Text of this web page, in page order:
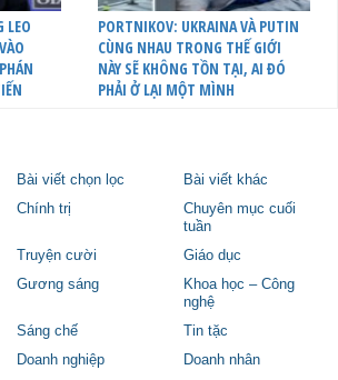
LEO
PORTNIKOV: UKRAINA VÀ PUTIN
CÙNG NHAU TRONG THẾ GIỚI
NÀY SẼ KHÔNG TỒN TẠI, AI ĐÓ
PHẢI Ở LẠI MỘT MÌNH
Bài viết chọn lọc
Bài viết khác
Chính trị
Chuyên mục cuối
tuần
Truyện cười
Giáo dục
Gương sáng
Khoa học – Công
nghệ
Sáng chế
Tin tặc
Doanh nghiệp
Doanh nhân